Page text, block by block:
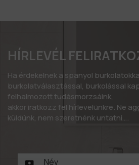
HÍRLEVÉL
Ha érdekelnek a spanyol
burkolatválasztással, burkolással
felhalmozott tudásmorzsáink,
akkor iratkozz fel hírlevelünkre. Ne
küldünk, nem szeretnénk untatni….